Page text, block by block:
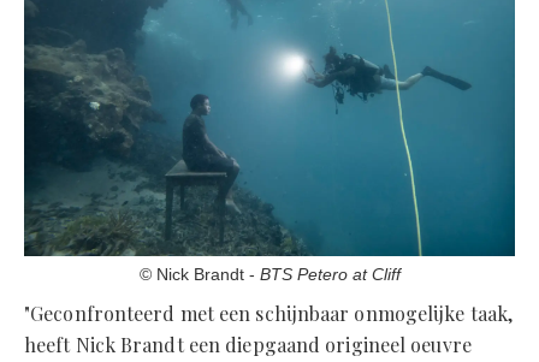
© Nick Brandt - BTS Petero at Cliff
"Geconfronteerd met een schijnbaar onmogelijke taak,
heeft Nick Brandt een diepgaand origineel oeuvre